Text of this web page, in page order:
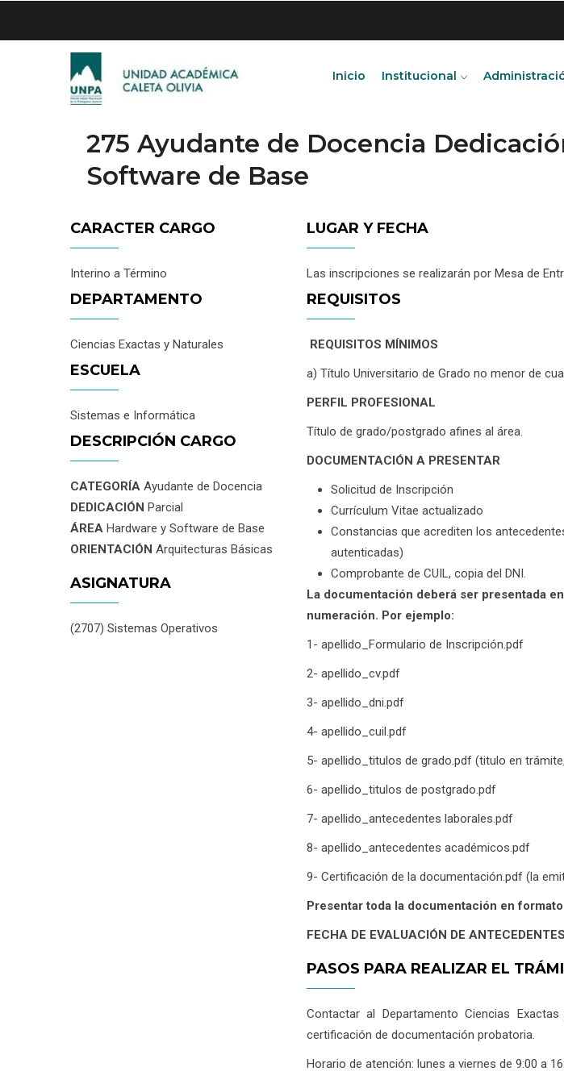
Inicio Institucional
275 Ayudante de Docencia
Software de Base
CARACTER CARGO
Interino a Término
DEPARTAMENTO
Ciencias Exactas y Naturales
ESCUELA
Sistemas e Informática
DESCRIPCIÓN CARGO
CATEGORÍA Ayudante de Docencia
DEDICACIÓN Parcial
ÁREA Hardware y Software de Base
ORIENTACIÓN Arquitecturas Básicas
ASIGNATURA
(2707) Sistemas Operativos
LUGAR Y FECHA
Las inscripciones se realizarán por Mesa de
REQUISITOS
REQUISITOS MÍNIMOS
a) Título Universitario de Grado no menor de
PERFIL PROFESIONAL
Título de grado/postgrado afines al área.
DOCUMENTACIÓN A PRESENTAR
Solicitud de Inscripción
Currículum Vitae actualizado
Constancias que acrediten los
autenticadas)
Comprobante de CUIL, copia del DNI.
La documentación deberá ser presentada
numeración. Por ejemplo:
1- apellido_Formulario de Inscripción.pdf
2- apellido_cv.pdf
3- apellido_dni.pdf
4- apellido_cuil.pdf
5- apellido_titulos de grado.pdf (titulo en
6- apellido_titulos de postgrado.pdf
7- apellido_antecedentes laborales.pdf
8- apellido_antecedentes académicos.pdf
9- Certificación de la documentación.pdf (la
Presentar toda la documentación en
FECHA DE EVALUACIÓN DE
PASOS PARA REALIZAR EL
Contactar al Departamento Ciencias
certificación de documentación probatoria.
Horario de atención: lunes a viernes de 9:00 a